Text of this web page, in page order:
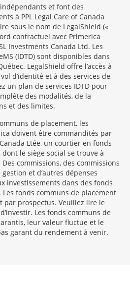
et font des
à PPL Legal Care of Canada
sous le nom de LegalShield («
contractuel avec Primerica
Investments Canada Ltd. Les
(IDTD) sont disponibles dans
LegalShield offre l’accès à
d’identité et à des services de
un plan de services IDTD pour
des modalités, de la
et des limites.
de placement, les
doivent être commandités par
Ltée, un courtier en fonds
le siège social se trouve à
commissions, des commissions
et d’autres dépenses
investissements dans des fonds
fonds communs de placement
par prospectus. Veuillez lire le
Les fonds communs de
leur valeur fluctue et le
garant du rendement à venir.